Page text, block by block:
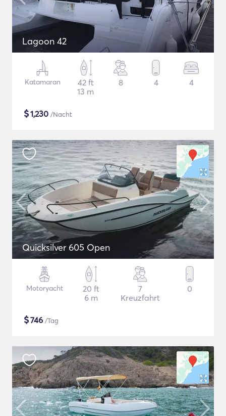
Lagoon 42
Katamaran
42 ft
13 m
8 4 4
$1,230 /Nacht
Quicksilver 605 Open
Motoryacht
20 ft
6 m
7
Kreuzfahrt
0
$746 /Tag